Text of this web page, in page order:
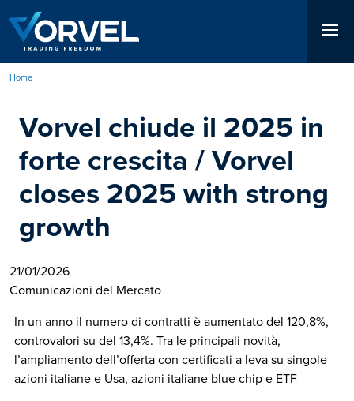
contenuto
principale
di
pane
Home
Vorvel chiude il 2025 in
forte crescita / Vorvel
closes 2025 with strong
growth
21/01/2026
Comunicazioni del Mercato
In un anno il numero di contratti è aumentato del 120,8%,
controvalori su del 13,4%. Tra le principali novità,
l’ampliamento dell’offerta con certificati a leva su singole
azioni italiane e Usa, azioni italiane blue chip e ETF